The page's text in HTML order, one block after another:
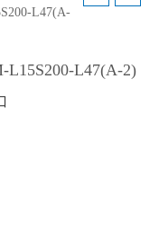
L47(A-
L15S200-L47(A-2)